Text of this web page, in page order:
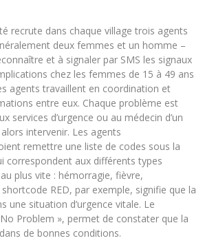
recrute dans chaque village trois agents
deux femmes et un homme –
et à signaler par SMS les signaux
chez les femmes de 15 à 49 ans
agents travaillent en coordination et
entre eux. Chaque problème est
services d’urgence ou au médecin d’un
intervenir. Les agents
remettre une liste de codes sous la
correspondent aux différents types
plus vite : hémorragie, fièvre,
RED, par exemple, signifie que la
une situation d’urgence vitale. Le
Problem », permet de constater que la
de bonnes conditions.